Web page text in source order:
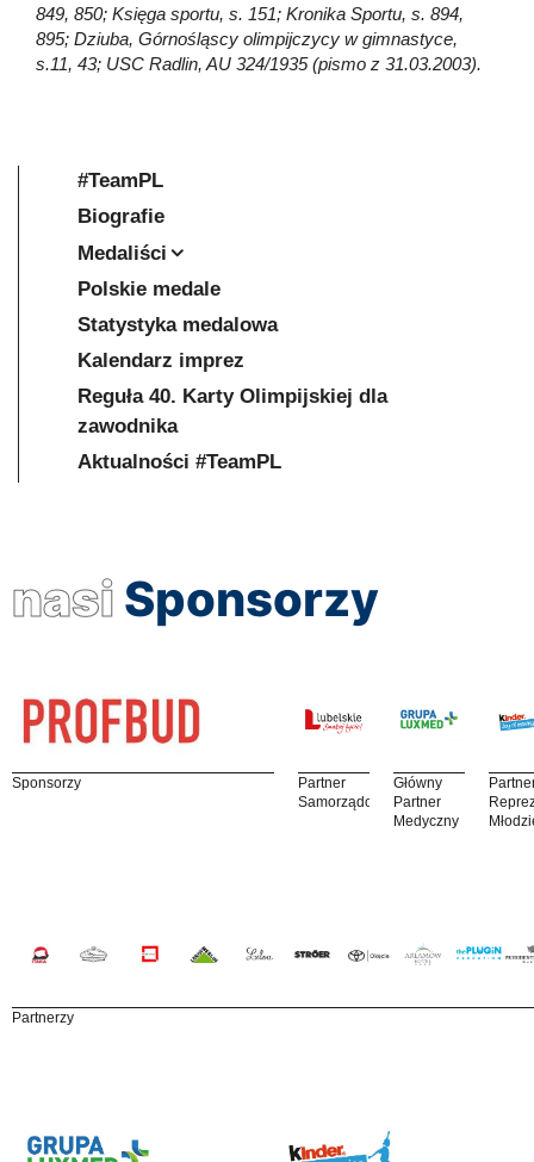
849, 850; Księga sportu, s. 151; Kronika Sportu, s. 894,
895; Dziuba, Górnośląscy olimpijczycy w gimnastyce,
s.11, 43; USC Radlin, AU 324/1935 (pismo z 31.03.2003).
#TeamPL
Biografie
Medaliści
Polskie medale
Statystyka medalowa
Kalendarz imprez
Reguła 40. Karty Olimpijskiej dla
zawodnika
Aktualności #TeamPL
nasi Sponsorzy
Sponsorzy
Partner
Samorządowy
Główny
Partner
Medyczny
Partnerzy